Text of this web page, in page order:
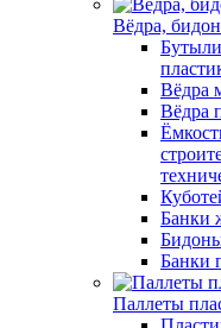
Вёдра,
Вёдра
Вёдра
Банки
Банки
Паллеты